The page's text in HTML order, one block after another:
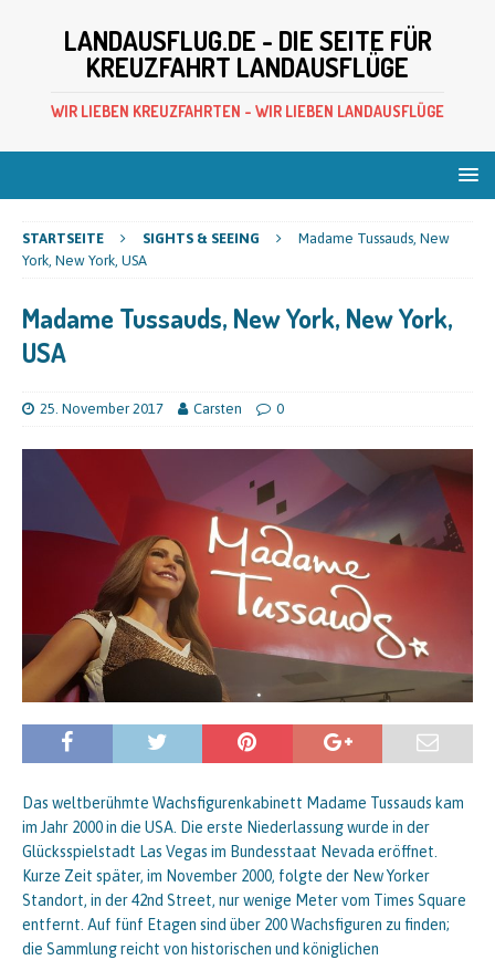
LANDAUSFLUG.DE - DIE SEITE FÜR
KREUZFAHRT LANDAUSFLÜGE
WIR LIEBEN KREUZFAHRTEN - WIR LIEBEN LANDAUSFLÜGE
STARTSEITE SIGHTS & SEEING
Madame Tussauds, New
York, New York, USA
Madame Tussauds, New York, New York,
USA
25. November 2017 Carsten 0
Das weltberühmte Wachsfigurenkabinett Madame Tussauds kam
im Jahr 2000 in die USA. Die erste Niederlassung wurde in der
Glücksspielstadt Las Vegas im Bundesstaat Nevada eröffnet.
Kurze Zeit später, im November 2000, folgte der New Yorker
Standort, in der 42nd Street, nur wenige Meter vom Times Square
entfernt. Auf fünf Etagen sind über 200 Wachsfiguren zu finden;
die Sammlung reicht von historischen und königlichen